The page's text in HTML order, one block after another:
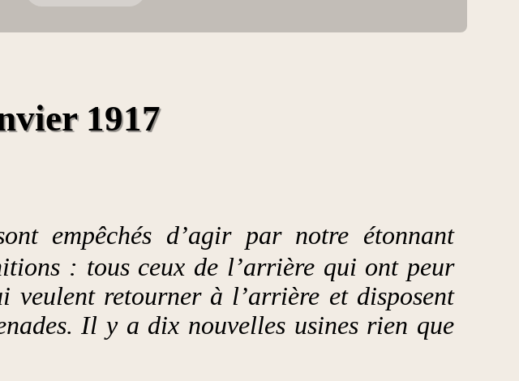
1917
empêchés d’agir par notre étonnant
: tous ceux de l’arrière qui ont peur
veulent retourner à l’arrière et disposent
Il y a dix nouvelles usines rien que